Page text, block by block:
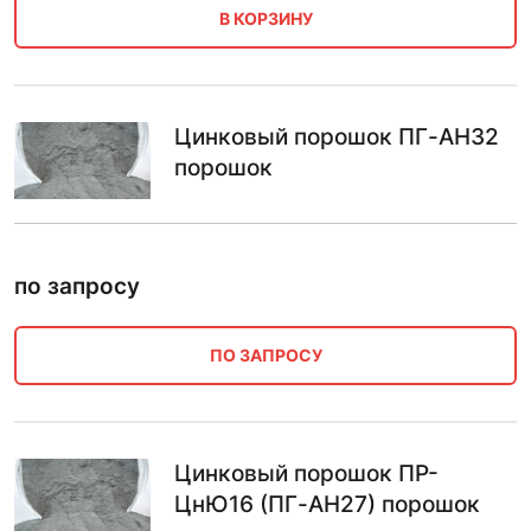
В КОРЗИНУ
Цинковый порошок ПГ-АН32
порошок
по запросу
ПО ЗАПРОСУ
Цинковый порошок ПP-
ЦнЮ16 (ПГ-АН27) порошок